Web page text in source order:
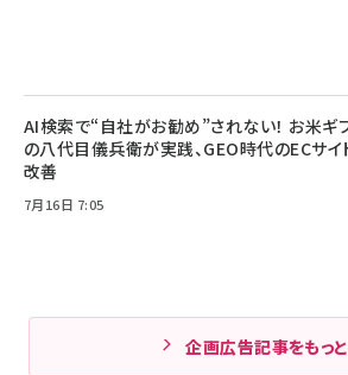
AI検索で“自社がお勧め”されない！ お米ギ
の八代目儀兵衛が実践、GEO時代のECサイ
改善
7月16日 7:05
企画広告記事をもっ